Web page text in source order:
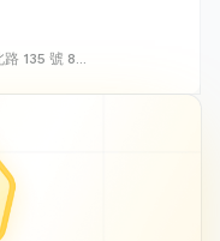
135 號 8、